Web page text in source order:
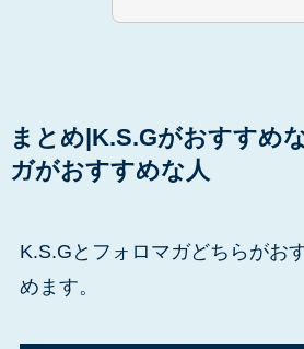
まとめ|K.S.Gがおすすめ
ガがおすすめな人
K.S.Gとフォロマガどちらがお
めます。